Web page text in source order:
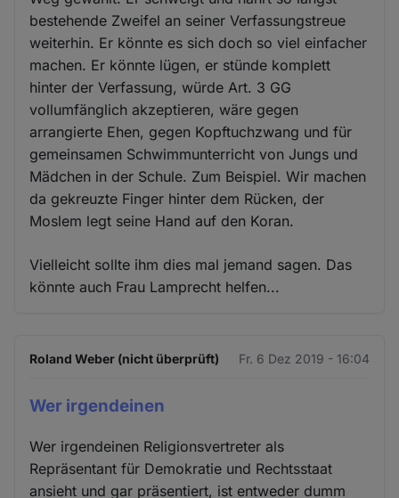
bestehende Zweifel an seiner Verfassungstreue
weiterhin. Er könnte es sich doch so viel einfacher
machen. Er könnte lügen, er stünde komplett
hinter der Verfassung, würde Art. 3 GG
vollumfänglich akzeptieren, wäre gegen
arrangierte Ehen, gegen Kopftuchzwang und für
gemeinsamen Schwimmunterricht von Jungs und
Mädchen in der Schule. Zum Beispiel. Wir machen
da gekreuzte Finger hinter dem Rücken, der
Moslem legt seine Hand auf den Koran.
Vielleicht sollte ihm dies mal jemand sagen. Das
könnte auch Frau Lamprecht helfen...
Roland Weber (nicht überprüft) Fr. 6 Dez 2019 - 16:04
Wer irgendeinen
Wer irgendeinen Religionsvertreter als
Repräsentant für Demokratie und Rechtsstaat
ansieht und gar präsentiert, ist entweder dumm